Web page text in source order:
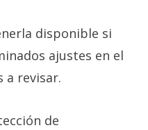
disponible si
ajustes en el
a revisar.
de